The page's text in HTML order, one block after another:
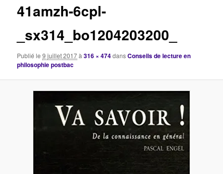
41amzh-6cpl-
_sx314_bo1204203200_
Publié le9 juillet 2017à316 × 474dansConseils de lecture en
philosophie postbac